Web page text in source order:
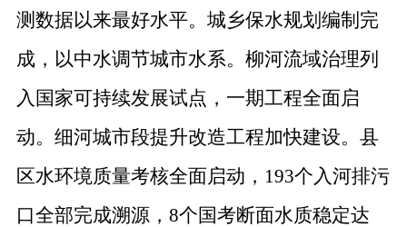
测数据以来最好水平。城乡保水规划编制完
成，以中水调节城市水系。 柳河流域治理列
入国家可持续发展试点，一期工程全面启
动。 细河城市段提升改造工程加快建设。县
区水环境质量考核全面启动， 193个入河排污
口全部完成溯源， 8个国考断面水质稳定达